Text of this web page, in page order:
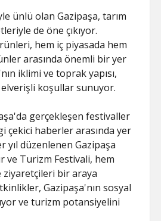
ünlü olan Gazipaşa, tarım
de öne çıkıyor.
hem iç piyasada hem
arasında önemli bir yer
iklimi ve toprak yapısı,
koşullar sunuyor.
gerçekleşen festivaller
çekici haberler arasında yer
yıl düzenlenen Gazipaşa
ve Turizm Festivali, hem
ziyaretçileri bir araya
Gazipaşa'nın sosyal
ve turizm potansiyelini